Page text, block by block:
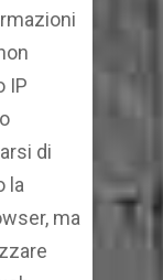
IP
di
la
ma